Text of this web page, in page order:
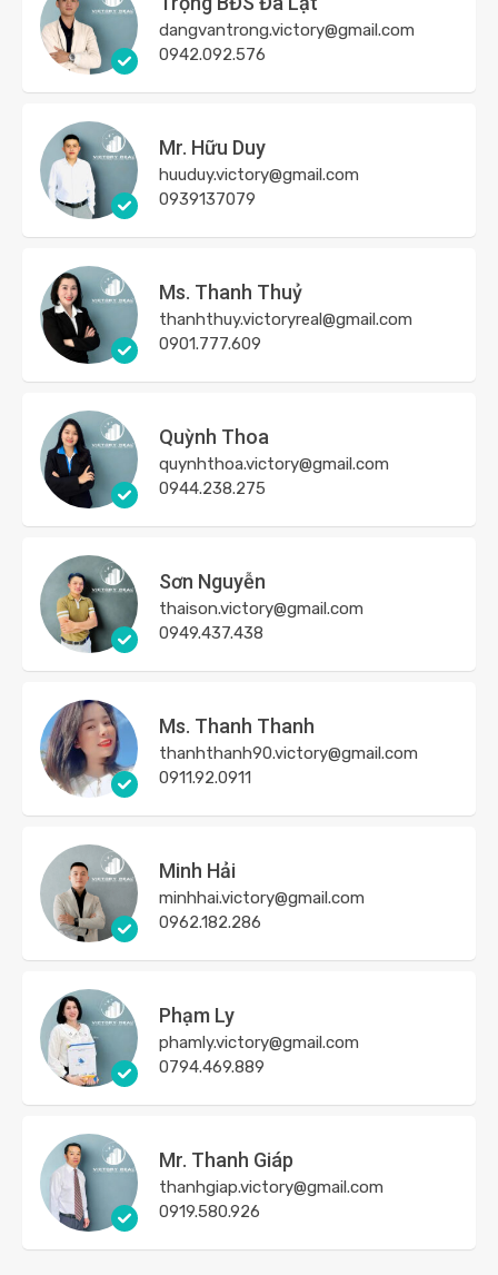
dangvantrong.victory@gmail.com
0942.092.576
Mr. Hữu Duy
huuduy.victory@gmail.com
0939137079
Ms. Thanh Thuỷ
thanhthuy.victoryreal@gmail.com
0901.777.609
Quỳnh Thoa
quynhthoa.victory@gmail.com
0944.238.275
Sơn Nguyễn
thaison.victory@gmail.com
0949.437.438
Ms. Thanh Thanh
thanhthanh90.victory@gmail.com
0911.92.0911
Minh Hải
minhhai.victory@gmail.com
0962.182.286
Phạm Ly
phamly.victory@gmail.com
0794.469.889
Mr. Thanh Giáp
thanhgiap.victory@gmail.com
0919.580.926